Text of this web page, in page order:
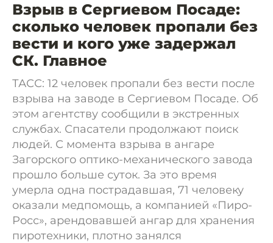
Взрыв в Сергиевом Посаде:
сколько человек пропали без
вести и кого уже задержал
СК. Главное
ТАСС: 12 человек пропали без вести после
взрыва на заводе в Сергиевом Посаде. Об
этом агентству сообщили в экстренных
службах. Спасатели продолжают поиск
людей. С момента взрыва в ангаре
Загорского оптико-механического завода
прошло больше суток. За это время
умерла одна пострадавшая, 71 человеку
оказали медпомощь, а компанией «Пиро-
Росс», арендовавшей ангар для хранения
пиротехники, плотно занялся